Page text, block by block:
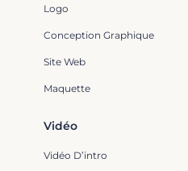
Logo
Conception Graphique
Site Web
Maquette
Vidéo
Vidéo D’intro